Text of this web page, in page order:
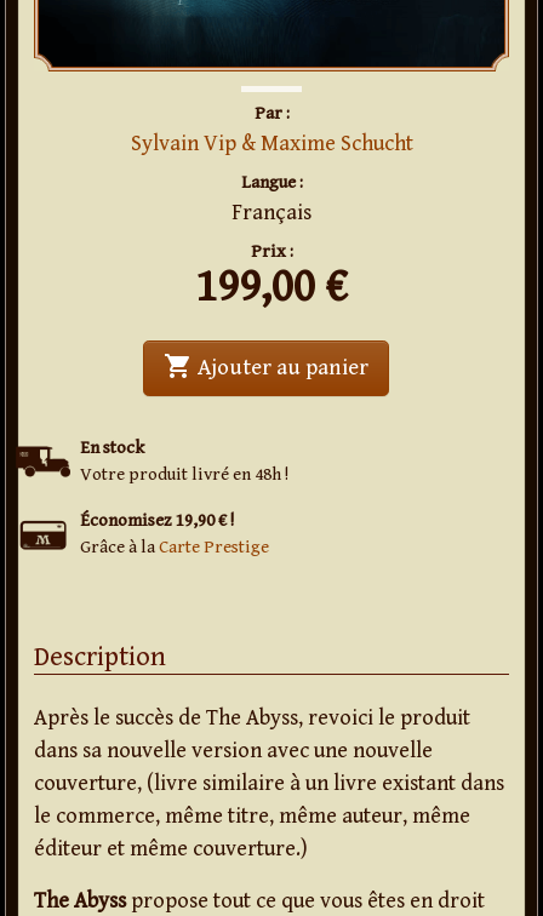
Par :
Sylvain Vip & Maxime Schucht
Langue :
Français
Prix :
199,00 €
En stock
Votre produit livré en 48h !
Économisez 19,90 € !
Grâce à laCarte Prestige
shopping_cart Ajouter au panier' . Booktest The
Description
Après le succès de The Abyss, revoici le produit
dans sa nouvelle version avec une nouvelle
couverture, (livre similaire à un livre existant dans
le commerce, même titre, même auteur, même
éditeur et même couverture.)
The Abysspropose tout ce que vous êtes en droit